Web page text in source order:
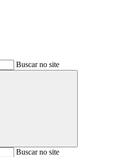
Buscar no site
BuscarBuscar no site